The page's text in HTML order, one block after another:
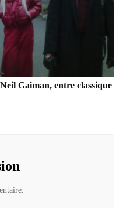
Gaiman, entre classique